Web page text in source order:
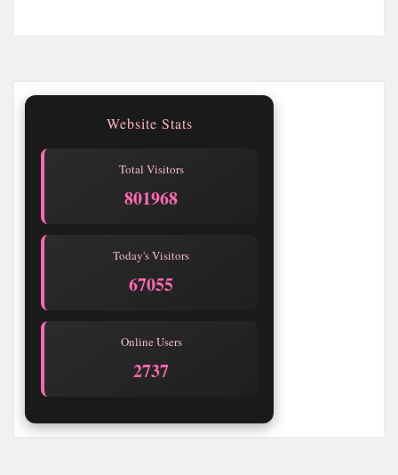
Website Stats
Total Visitors
801968
Today's Visitors
67055
Online Users
2737